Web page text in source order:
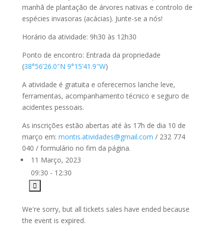
manhã de plantação de árvores nativas e controlo de
espécies invasoras (acácias). Junte-se a nós!
Horário da atividade: 9h30 às 12h30
Ponto de encontro: Entrada da propriedade
(38°56’26.0″N 9°15’41.9″W)
A atividade é gratuita e oferecemos lanche leve,
ferramentas, acompanhamento técnico e seguro de
acidentes pessoais.
As inscrições estão abertas até às 17h de dia 10 de
março em: montis.atividades@gmail.com / 232 774
040 / formulário no fim da página.
11 Março, 2023
09:30 - 12:30
We're sorry, but all tickets sales have ended because
the event is expired.